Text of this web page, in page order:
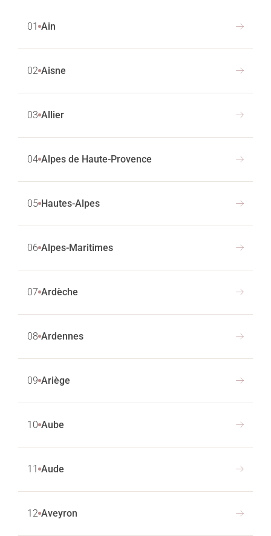
01 Ain
02 Aisne
03 Allier
04 Alpes de Haute-Provence
05 Hautes-Alpes
06 Alpes-Maritimes
07 Ardèche
08 Ardennes
09 Ariège
10 Aube
11 Aude
12 Aveyron